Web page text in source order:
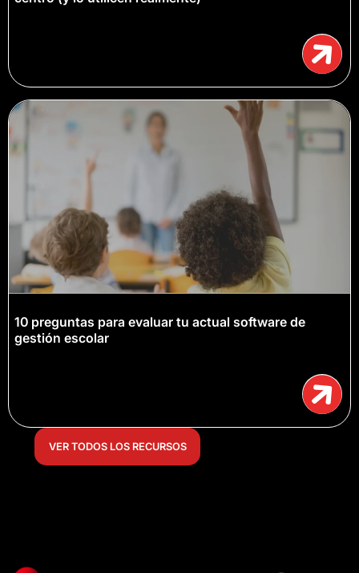
10 preguntas para evaluar tu actual software de
gestión escolar
VER TODOS LOS RECURSOS